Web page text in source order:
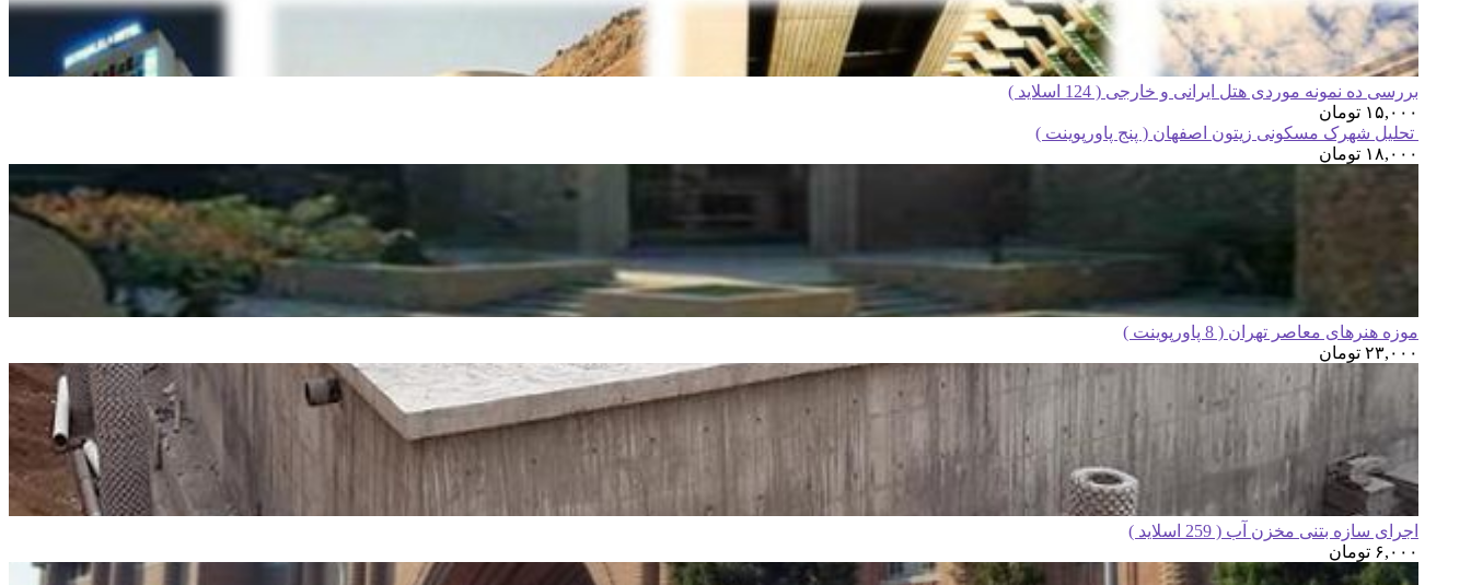
بررسی ده نمونه موردی هتل ایرانی و خارجی ( 124 اسلاید )
۱۵,۰۰۰ تومان
تحلیل شهرک مسکونی زیتون اصفهان ( پنج پاورپوینت )
۱۸,۰۰۰ تومان
موزه هنرهای معاصر تهران ( 8 پاورپوینت )
۲۳,۰۰۰ تومان
اجرای سازه بتنی مخزن آب ( 259 اسلاید )
۶,۰۰۰ تومان